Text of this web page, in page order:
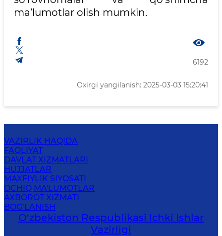
ma’lumotlar olish mumkin.
6192
Oxirgi yangilanish: 2025-03-03 15:20:41
VAZIRLIK HAQIDA
FAOLIYAT
DAVLAT XIZMATLARI
HUJJATLAR
MAXFIYLIK SIYOSATI
OCHIQ MA'LUMOTLAR
AXBOROT XIZMATI
BOG‘LANISH
O‘zbеkiston Rеspublikаsi Ichki Ishlаr
Vаzirligi